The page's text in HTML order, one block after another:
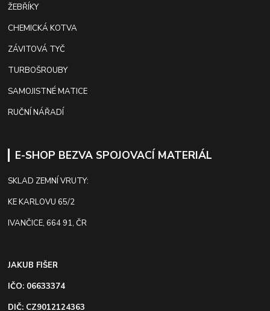
ŽEBŘÍKY
CHEMICKÁ KOTVA
ZÁVITOVÁ TYČ
TURBOŠROUBY
SAMOJISTNÉ MATICE
RUČNÍ NÁŘADÍ
E-SHOP BEZVA SPOJOVACÍ MATERIÁL
SKLAD ZEMNÍ VRUTY:
KE KARLOVU 65/2
IVANČICE, 664 91, ČR
JAKUB FIŠER
IČO: 06633374
DIČ: CZ9012124363